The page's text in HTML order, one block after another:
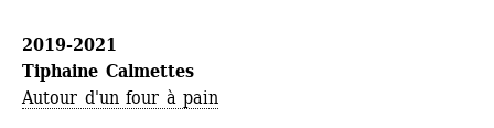
2019-2021
Tiphaine Calmettes
Autour d'un four à pain